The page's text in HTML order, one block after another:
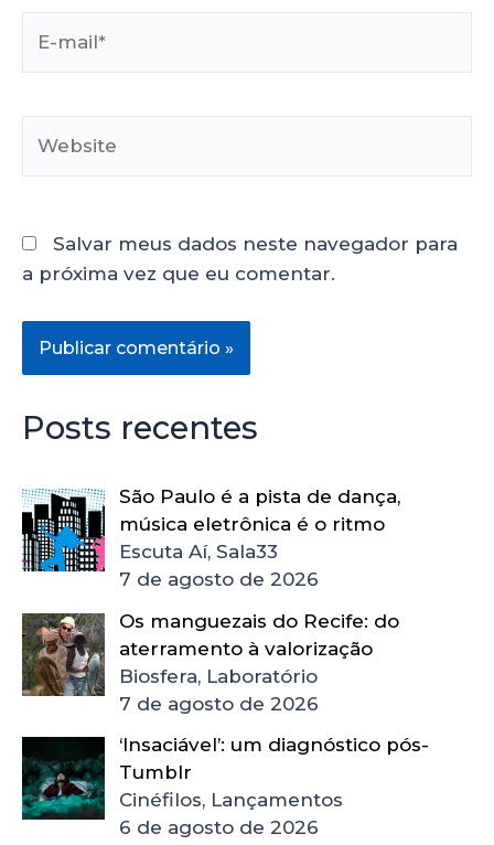
Salvar meus dados neste navegador para
a próxima vez que eu comentar.
Posts recentes
São Paulo é a pista de dança,
música eletrônica é o ritmo
Escuta Aí, Sala33
7 de agosto de 2026
Os manguezais do Recife: do
aterramento à valorização
Biosfera, Laboratório
7 de agosto de 2026
‘Insaciável’: um diagnóstico pós-
Tumblr
Cinéfilos, Lançamentos
6 de agosto de 2026